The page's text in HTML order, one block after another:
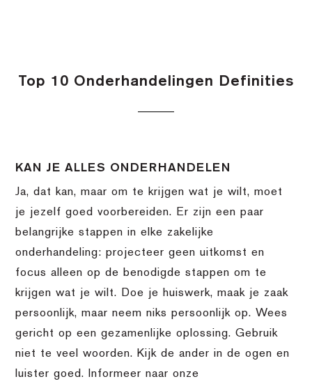
Top 10 Onderhandelingen Definities
KAN JE ALLES ONDERHANDELEN
Ja, dat kan, maar om te krijgen wat je wilt, moet
je jezelf goed voorbereiden. Er zijn een paar
belangrijke stappen in elke zakelijke
onderhandeling: projecteer geen uitkomst en
focus alleen op de benodigde stappen om te
krijgen wat je wilt. Doe je huiswerk, maak je zaak
persoonlijk, maar neem niks persoonlijk op. Wees
gericht op een gezamenlijke oplossing. Gebruik
niet te veel woorden. Kijk de ander in de ogen en
luister goed. Informeer naar onze